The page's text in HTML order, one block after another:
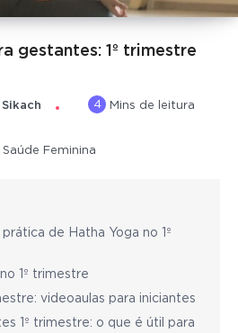
gestantes: 1º trimestre
4 Mins de leitura
Saúde Feminina
de Hatha Yoga no 1º
1º trimestre
videoaulas para iniciantes
1º trimestre: o que é útil para